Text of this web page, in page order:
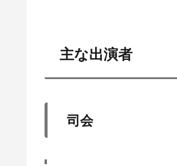
主な出演者
司会